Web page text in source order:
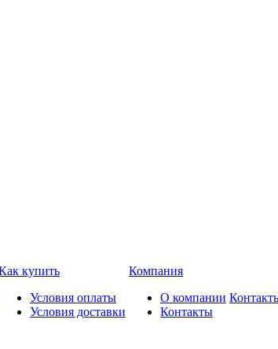
купить
Условия оплаты
Условия доставки
Компания
О компании
Контакты